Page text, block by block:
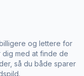
og lettere for
dig med at finde de
så du både sparer